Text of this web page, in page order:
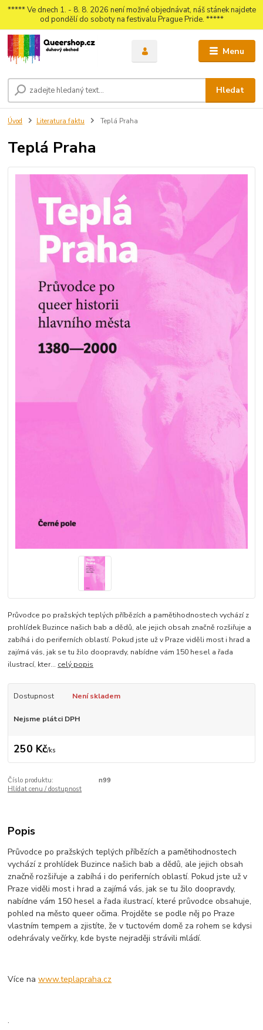
***** Ve dnech 1. - 8. 8. 2026 není možné objednávat, náš stánek najdete
od pondělí do soboty na festivalu Prague Pride. *****
Menu
Hledat
Úvod Literatura faktu Teplá Praha
Teplá Praha
Průvodce po pražských teplých příbězích a pamětihodnostech vychází z
prohlídek Buzince našich bab a dědů, ale jejich obsah značně rozšiřuje a
zabíhá i do periferních oblastí. Pokud jste už v Praze viděli most i hrad a
zajímá vás, jak se tu žilo doopravdy, nabídne vám 150 hesel a řada
ilustrací, kter... celý popis
Dostupnost Není skladem
Nejsme plátci DPH
250 Kč/ks
Číslo produktu:
n99
Hlídat cenu / dostupnost
Popis
Průvodce po pražských teplých příbězích a pamětihodnostech
vychází z prohlídek Buzince našich bab a dědů, ale jejich obsah
značně rozšiřuje a zabíhá i do periferních oblastí. Pokud jste už v
Praze viděli most i hrad a zajímá vás, jak se tu žilo doopravdy,
nabídne vám 150 hesel a řada ilustrací, které průvodce obsahuje,
pohled na město queer očima. Projděte se podle něj po Praze
vlastním tempem a zjistíte, že v tuctovém domě za rohem se kdysi
odehrávaly večírky, kde byste nejraději strávili mládí.
Více nawww.teplapraha.cz
.